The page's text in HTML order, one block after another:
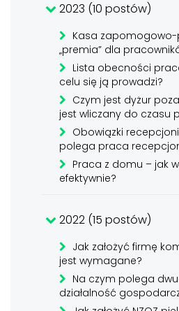
2023 (10 postów)
Kasa
„premia” dla
Lista obecności
celu się ją prowadzi?
Czym jest dyżur
jest wliczany do czasu
Obowiązki
polega praca
Praca z domu – jak
efektywnie?
2022 (15 postów)
Jak założyć firmę
jest wymagane?
Na czym polega
działalność